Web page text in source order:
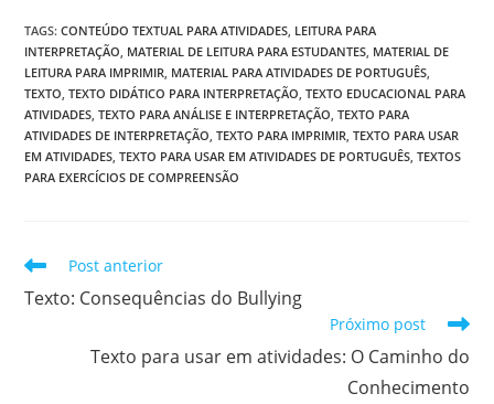
TAGS:CONTEÚDO TEXTUAL PARA ATIVIDADES LEITURA PARA
INTERPRETAÇÃO MATERIAL DE LEITURA PARA ESTUDANTES MATERIAL DE
LEITURA PARA IMPRIMIR MATERIAL PARA ATIVIDADES DE PORTUGUÊS
TEXTO TEXTO DIDÁTICO PARA INTERPRETAÇÃO TEXTO EDUCACIONAL PARA
ATIVIDADES TEXTO PARA ANÁLISE E INTERPRETAÇÃO TEXTO PARA
ATIVIDADES DE INTERPRETAÇÃO TEXTO PARA IMPRIMIR TEXTO PARA USAR
EM ATIVIDADES TEXTO PARA USAR EM ATIVIDADES DE PORTUGUÊS TEXTOS
PARA EXERCÍCIOS DE COMPREENSÃO
Leia
artigos
Post anterior
Texto: Consequências do Bullying
Próximo post
Texto para usar em atividades: O Caminho do
Conhecimento